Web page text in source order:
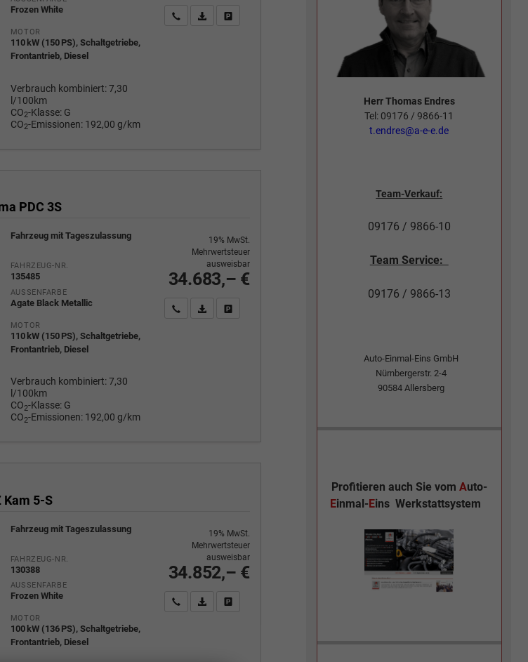
Frozen White
MOTOR
110 kW (150 PS), Schaltgetriebe,
Frontantrieb, Diesel
Verbrauch kombiniert:7,30
l/100km
CO2-Klasse: G
CO2-Emissionen: 192,00 g/km
Wir rufen Sie anPDF-Fahrzeugexposé drucken
Fahrzeug drucken, parken oder vergleichen
PDC 3S
Fahrzeug mit Tageszulassung
FAHRZEUG-NR.
135485
AUSSENFARBE
Agate Black Metallic
MOTOR
110 kW (150 PS), Schaltgetriebe,
Frontantrieb, Diesel
Verbrauch kombiniert:7,30
l/100km
CO2-Klasse: G
CO2-Emissionen: 192,00 g/km
34.683,– €
19% MwSt.
Mehrwertsteuer
ausweisbar
Wir rufen Sie anPDF-Fahrzeugexposé drucken
Kam 5-S
Fahrzeug mit Tageszulassung
FAHRZEUG-NR.
130388
AUSSENFARBE
Frozen White
MOTOR
100 kW (136 PS), Schaltgetriebe,
Frontantrieb, Diesel
34.852,– €
19% MwSt.
Mehrwertsteuer
ausweisbar
Wir rufen Sie anPDF-Fahrzeugexposé drucken
Herr Thomas Endres
Tel: 09176 / 9866-11
t.endres@a-e-e.de
Team-Verkauf:
09176 / 9866-10
Team Service:
09176 / 9866-13
Auto-Einmal-Eins GmbH
Nürnbergerstr. 2-4
90584 Allersberg
Profitieren auch Sie vom Auto-
Einmal- Eins Werkstattsystem